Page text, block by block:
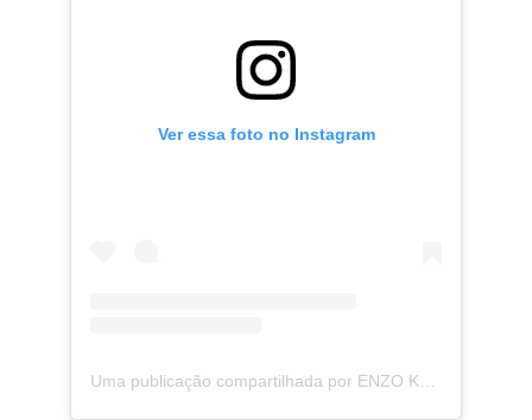
Ver essa foto no Instagram
Uma publicação compartilhada por ENZO KRIEGER